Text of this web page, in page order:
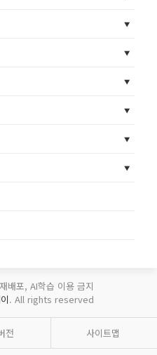
배포, AI학습 이용 금지
. All rights reserved
전 사이트맵